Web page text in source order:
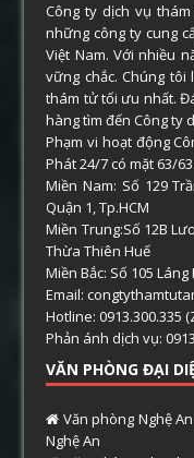
Công ty dịch vụ
những công ty cung
Việt Nam. Với nhiều
vững chắc. Chúng
thám tử tối ưu nhất.
hàng tìm đến Công ty
Phạm vi hoạt động
Phát 24/7 có mặt 63/
Miền Nam: Số 129
Quận 1, Tp.HCM
Miền Trung:Số 12B
Thừa Thiên Huế
Miền Bắc: Số 105
Email:
Hotline: 0913.300.335
Phản ánh dịch vụ:
VĂN PHÒNG ĐẠI
Văn phòng Nghệ
Nghệ An